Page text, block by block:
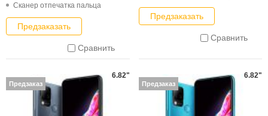
Cканер отпечатка пальца
Предзаказать
Сравнить
Предзаказать
Сравнить
6.82"
Предзаказ
6.82"
Предзаказ